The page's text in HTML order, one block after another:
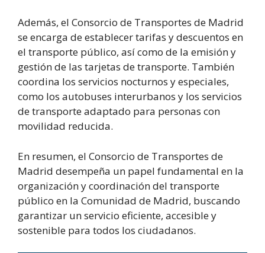
Además, el Consorcio de Transportes de Madrid
se encarga de establecer tarifas y descuentos en
el transporte público, así como de la emisión y
gestión de las tarjetas de transporte. También
coordina los servicios nocturnos y especiales,
como los autobuses interurbanos y los servicios
de transporte adaptado para personas con
movilidad reducida.
En resumen, el Consorcio de Transportes de
Madrid desempeña un papel fundamental en la
organización y coordinación del transporte
público en la Comunidad de Madrid, buscando
garantizar un servicio eficiente, accesible y
sostenible para todos los ciudadanos.